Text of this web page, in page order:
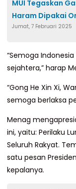
MUI Tegaskan
Haram Dipakai
Jumat, 7 Februari 2025
“Semoga
sejahtera,” harap
“Gong He Xin Xi,
semoga berlaksa
Menag
ini, yaitu: Perilaku
Seluruh Rakyat.
satu pesan
kepalanya.